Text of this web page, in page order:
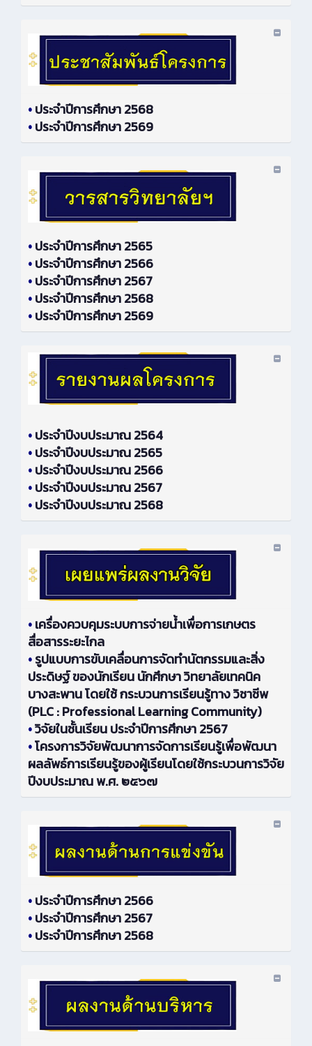
•ประจำปีการศึกษา 2568
•ประจำปีการศึกษา 2569
•ประจำปีการศึกษา 2565
•ประจำปีการศึกษา 2566
•ประจำปีการศึกษา 2567
•ประจำปีการศึกษา 2568
•ประจำปีการศึกษา 2569
•ประจำปีงบประมาณ 2564
•ประจำปีงบประมาณ 2565
•ประจำปีงบประมาณ 2566
•ประจำปีงบประมาณ 2567
•ประจำปีงบประมาณ 2568
•เครื่องควบคุมระบบการจ่ายน้ำเพื่อการเกษตร
สื่อสารระยะไกล
•รูปแบบการขับเคลื่อนการจัดทำนัตกรรมและสิ่ง
ประดิษฐ์ ของนักเรียน นักศึกษา วิทยาลัยเทคนิค
บางสะพาน โดยใช้ กระบวนการเรียนรู้ทาง วิชาชีพ
(PLC : Professional Learning Community)
•วิจัยในชั้นเรียน ประจำปีการศึกษา 2567
•โครงการวิจัยพัฒนาการจัดการเรียนรู้เพื่อพัฒนา
ผลลัพธ์การเรียนรู้ของผู้เรียนโดยใช้กระบวนการวิจัย
ปีงบประมาณ พ.ศ. ๒๕๖๗
•ประจำปีการศึกษา 2566
•ประจำปีการศึกษา 2567
•ประจำปีการศึกษา 2568